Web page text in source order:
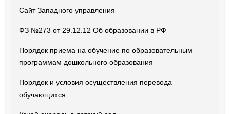
Сайт Западного управления
ФЗ №273 от 29.12.12 Об образовании в РФ
Порядок приема на обучение по образовательным
программам дошкольного образования
Порядок и условия осуществления перевода
обучающихся